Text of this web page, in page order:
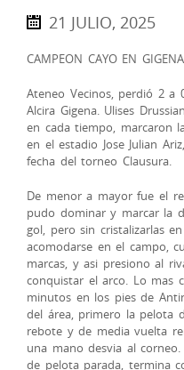
21 JULIO, 2025
CAMPEON CAYO EN GIGENA
Ateneo Vecinos, perdió 2 a
Alcira Gigena. Ulises
en cada tiempo, marcaron
en el estadio Jose Julian
fecha del torneo Clausura.
De menor a mayor fue el
pudo dominar y marcar la
gol, pero sin cristalizarlas
acomodarse en el campo,
marcas, y asi presiono al
conquistar el arco. Lo mas
minutos en los pies de
del área, primero la pelota
rebote y de media vuelta
una mano desvia al
de pelota parada, termina